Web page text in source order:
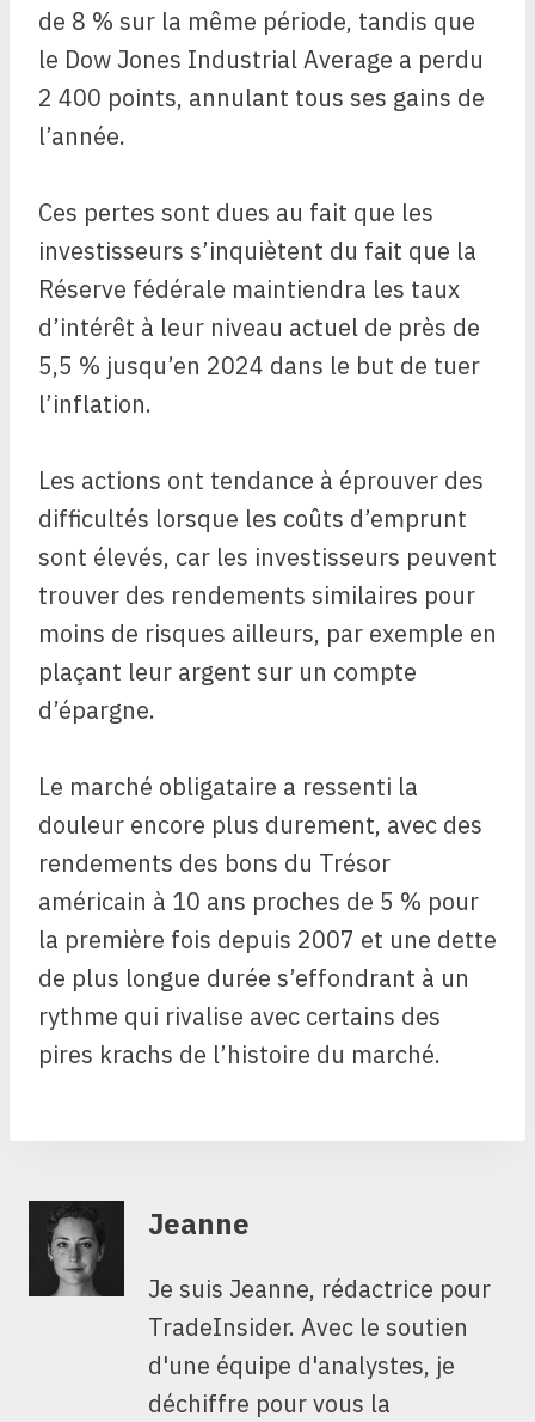
de 8 % sur la même période, tandis que
le Dow Jones Industrial Average a perdu
2 400 points, annulant tous ses gains de
l’année.
Ces pertes sont dues au fait que les
investisseurs s’inquiètent du fait que la
Réserve fédérale maintiendra les taux
d’intérêt à leur niveau actuel de près de
5,5 % jusqu’en 2024 dans le but de tuer
l’inflation.
Les actions ont tendance à éprouver des
difficultés lorsque les coûts d’emprunt
sont élevés, car les investisseurs peuvent
trouver des rendements similaires pour
moins de risques ailleurs, par exemple en
plaçant leur argent sur un compte
d’épargne.
Le marché obligataire a ressenti la
douleur encore plus durement, avec des
rendements des bons du Trésor
américain à 10 ans proches de 5 % pour
la première fois depuis 2007 et une dette
de plus longue durée s’effondrant à un
rythme qui rivalise avec certains des
pires krachs de l’histoire du marché.
Jeanne
Je suis Jeanne, rédactrice pour
TradeInsider. Avec le soutien
d'une équipe d'analystes, je
déchiffre pour vous la